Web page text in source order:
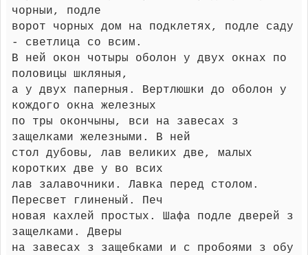
чорныи, подле
ворот чорных дом на подклетях, подле саду
- светлица со всим.
В ней окон чотыры оболон у двух окнах по
половицы шкляныя,
а у двух паперныя. Вертлюшки до оболон у
кождого окна железных
по тры окончыны, вси на завесах з
защелками железными. В ней
стол дубовы, лав великих две, малых
коротких две у во всих
лав залавочники. Лавка перед столом.
Пересвет глиненый. Печ
новая кахлей простых. Шафа подле дверей з
защелками. Дверы
на завесах з защебками и с пробоями з обу